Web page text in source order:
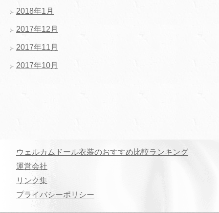
2018年1月
2017年12月
2017年11月
2017年10月
ウェルカムドール衣装のおすすめ比較ランキング
運営会社
リンク集
プライバシーポリシー